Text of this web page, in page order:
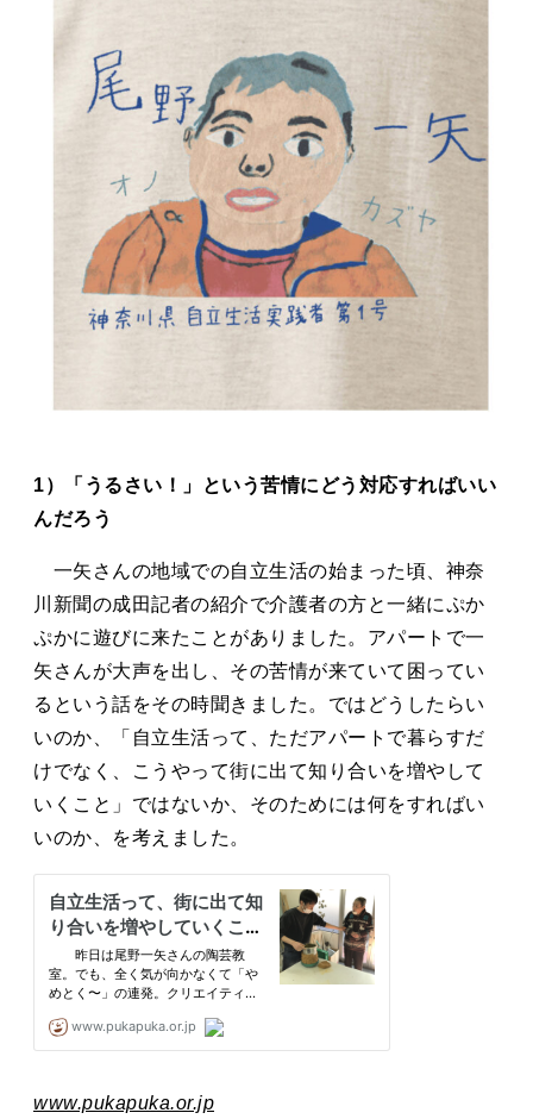
1）「うるさい！」という苦情にどう対応すればいい
んだろう
一矢さんの地域での自立生活の始まった頃、神奈
川新聞の成田記者の紹介で介護者の方と一緒にぷか
ぷかに遊びに来たことがありました。アパートで一
矢さんが大声を出し、その苦情が来ていて困ってい
るという話をその時聞きました。ではどうしたらい
いのか、「自立生活って、ただアパートで暮らすだ
けでなく、こうやって街に出て知り合いを増やして
いくこと」ではないか、そのためには何をすればい
いのか、を考えました。
www.pukapuka.or.jp